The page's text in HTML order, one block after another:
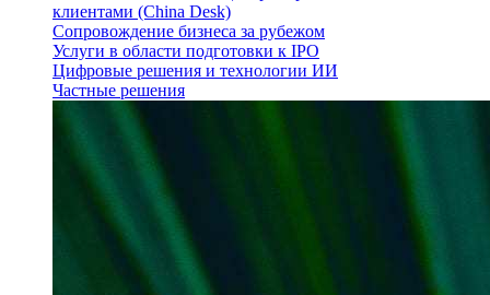
клиентами (China Desk)
Сопровождение бизнеса за рубежом
Услуги в области подготовки к IPO
Цифровые решения и технологии ИИ
Частные решения